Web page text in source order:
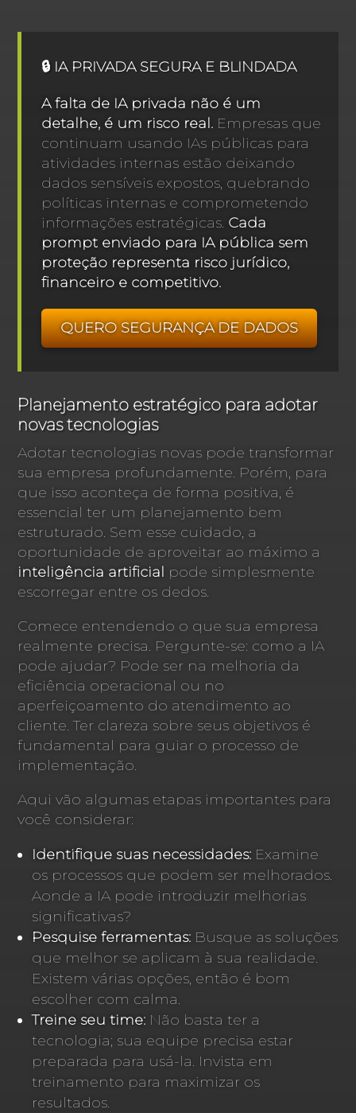
🔒 IA PRIVADA SEGURA E BLINDADA
A falta de IA privada não é um
detalhe, é um risco real. Empresas que
continuam usando IAs públicas para
atividades internas estão deixando
dados sensíveis expostos, quebrando
políticas internas e comprometendo
informações estratégicas. Cada
prompt enviado para IA pública sem
proteção representa risco jurídico,
financeiro e competitivo.
QUERO SEGURANÇA DE DADOS
Planejamento estratégico para adotar
novas tecnologias
Adotar tecnologias novas pode transformar
sua empresa profundamente. Porém, para
que isso aconteça de forma positiva, é
essencial ter um planejamento bem
estruturado. Sem esse cuidado, a
oportunidade de aproveitar ao máximo a
inteligência artificial pode simplesmente
escorregar entre os dedos.
Comece entendendo o que sua empresa
realmente precisa. Pergunte-se: como a IA
pode ajudar? Pode ser na melhoria da
eficiência operacional ou no
aperfeiçoamento do atendimento ao
cliente. Ter clareza sobre seus objetivos é
fundamental para guiar o processo de
implementação.
Aqui vão algumas etapas importantes para
você considerar:
Identifique suas necessidades: Examine
os processos que podem ser melhorados.
Aonde a IA pode introduzir melhorias
significativas?
Pesquise ferramentas: Busque as soluções
que melhor se aplicam à sua realidade.
Existem várias opções, então é bom
escolher com calma.
Treine seu time: Não basta ter a
tecnologia; sua equipe precisa estar
preparada para usá-la. Invista em
treinamento para maximizar os
resultados.